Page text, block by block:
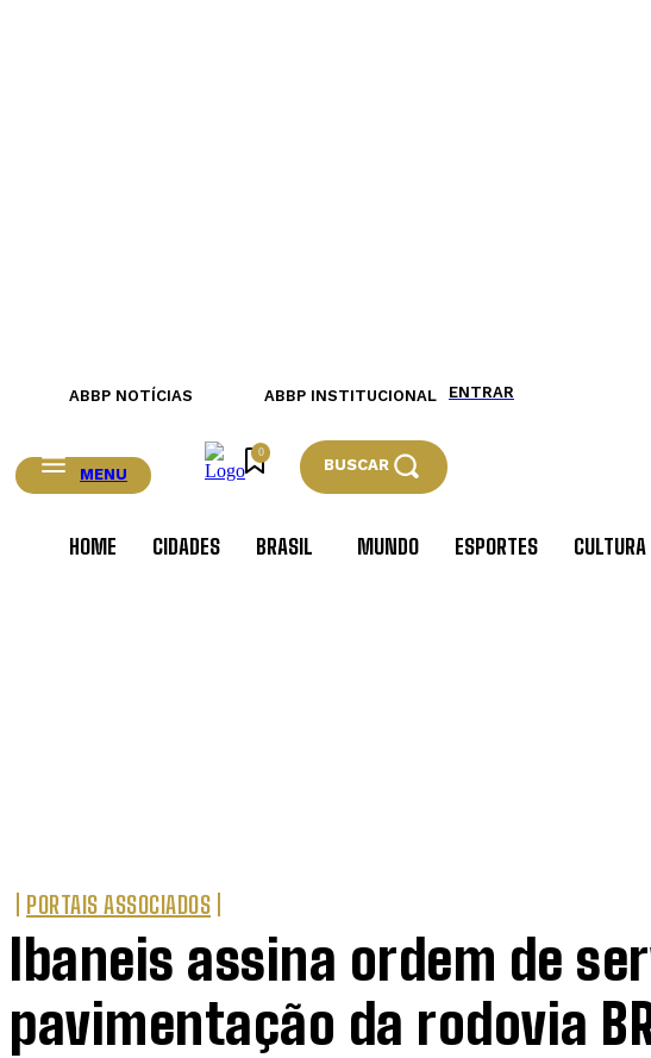
ABBP NOTÍCIAS ABBP INSTITUCIONAL ENTRAR
MENU
0
BUSCAR
HOME CIDADES BRASIL MUNDO ESPORTES CULTURA
PORTAIS ASSOCIADOS
Ibaneis assina ordem de
pavimentação da rodovia